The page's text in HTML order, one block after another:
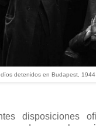
detenidos en Budapest, 1944
disposiciones